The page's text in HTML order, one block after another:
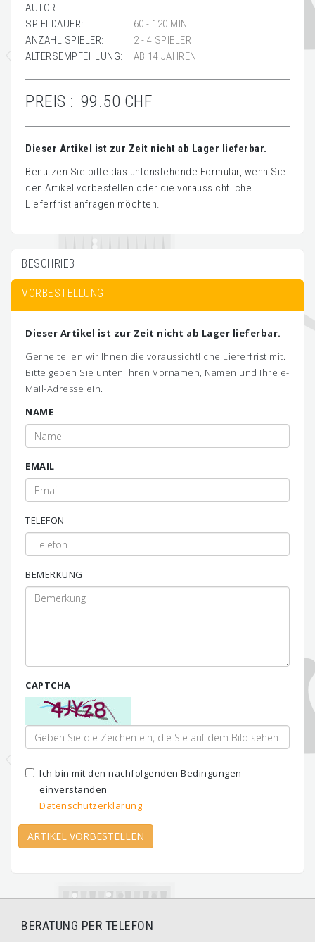
AUTOR:
-
SPIELDAUER:
60 - 120 MIN
ANZAHL SPIELER:
2 - 4 SPIELER
ALTERSEMPFEHLUNG:
AB 14 JAHREN
PREIS : 99.50 CHF
Dieser Artikel ist zur Zeit nicht ab Lager lieferbar.
Benutzen Sie bitte das untenstehende Formular, wenn Sie
den Artikel vorbestellen oder die voraussichtliche
Lieferfrist anfragen möchten.
BESCHRIEB
VORBESTELLUNG
Dieser Artikel ist zur Zeit nicht ab Lager lieferbar.
Gerne teilen wir Ihnen die voraussichtliche Lieferfrist mit.
Bitte geben Sie unten Ihren Vornamen, Namen und Ihre e-
Mail-Adresse ein.
NAME
EMAIL
TELEFON
BEMERKUNG
CAPTCHA
Ich bin mit den nachfolgenden Bedingungen
einverstanden
Datenschutzerklärung
ARTIKEL VORBESTELLEN
BERATUNG PER TELEFON